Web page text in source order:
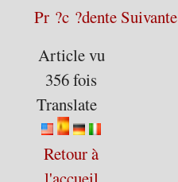
Pr ?c ?dente Suivante
Article vu
356 fois
Translate
Retour à